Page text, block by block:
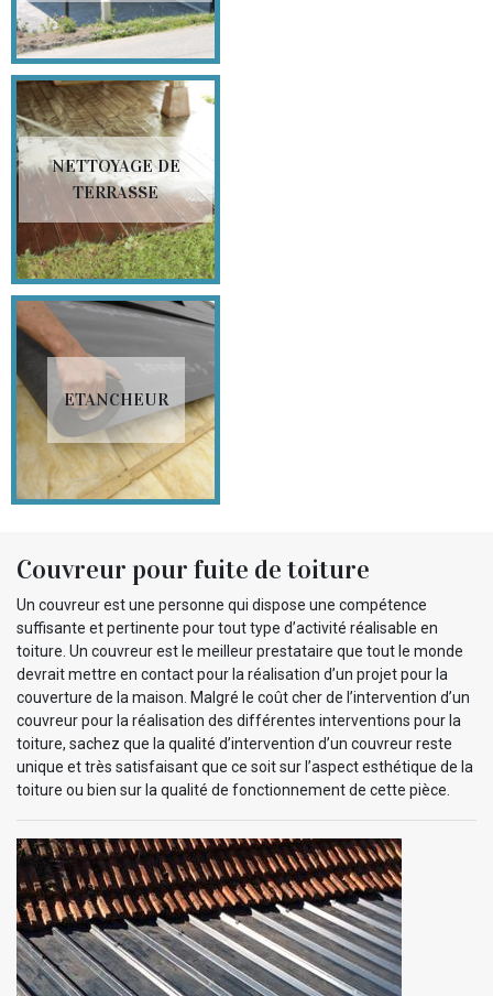
NETTOYAGE DE
TERRASSE
ETANCHEUR
Couvreur pour fuite de toiture
Un couvreur est une personne qui dispose une compétence
suffisante et pertinente pour tout type d’activité réalisable en
toiture. Un couvreur est le meilleur prestataire que tout le monde
devrait mettre en contact pour la réalisation d’un projet pour la
couverture de la maison. Malgré le coût cher de l’intervention d’un
couvreur pour la réalisation des différentes interventions pour la
toiture, sachez que la qualité d’intervention d’un couvreur reste
unique et très satisfaisant que ce soit sur l’aspect esthétique de la
toiture ou bien sur la qualité de fonctionnement de cette pièce.